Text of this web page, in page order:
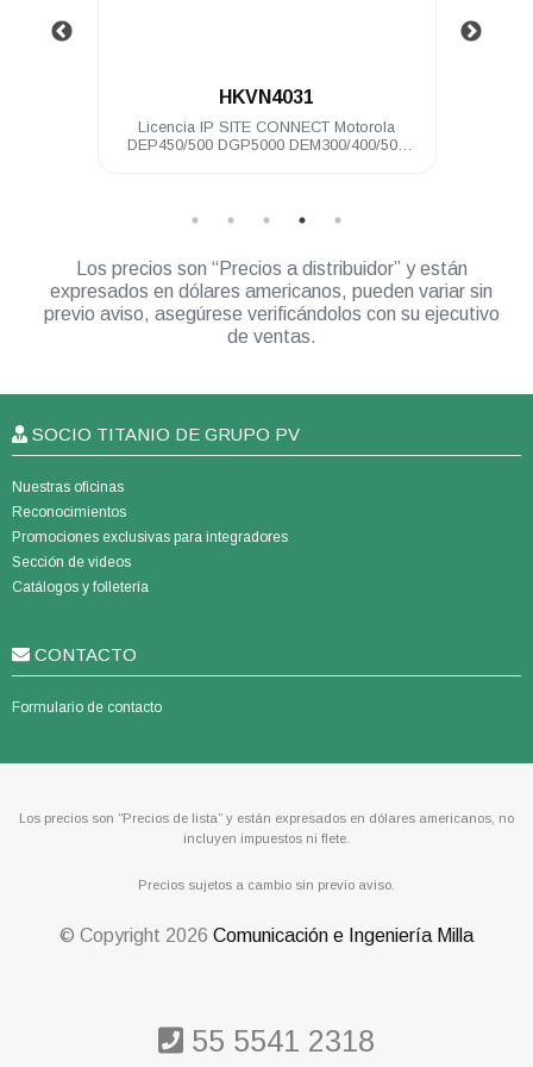
HKVN4031
Licencia IP SITE CONNECT Motorola
DEP450/500 DGP5000 DEM300/400/500
Los precios son “Precios a distribuidor” y están
expresados en dólares americanos, pueden variar sin
previo aviso, asegúrese verificándolos con su ejecutivo
de ventas.
SOCIO TITANIO DE GRUPO PV
Nuestras oficinas
Reconocimientos
Promociones exclusivas para integradores
Sección de videos
Catálogos y folletería
CONTACTO
Formulario de contacto
Los precios son “Precios de lista” y están expresados en dólares americanos, no
incluyen impuestos ni flete.
Precios sujetos a cambio sin previo aviso.
© Copyright 2026 Comunicación e Ingeniería Milla
55 5541 2318